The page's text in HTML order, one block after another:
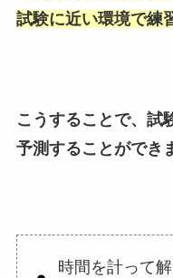
試験に近い環境で練
こうすることで、試
予測することができ
時間を計って